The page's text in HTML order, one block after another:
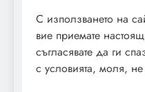
С използването на
вие приемате
съгласявате да ги
с условията, моля, не